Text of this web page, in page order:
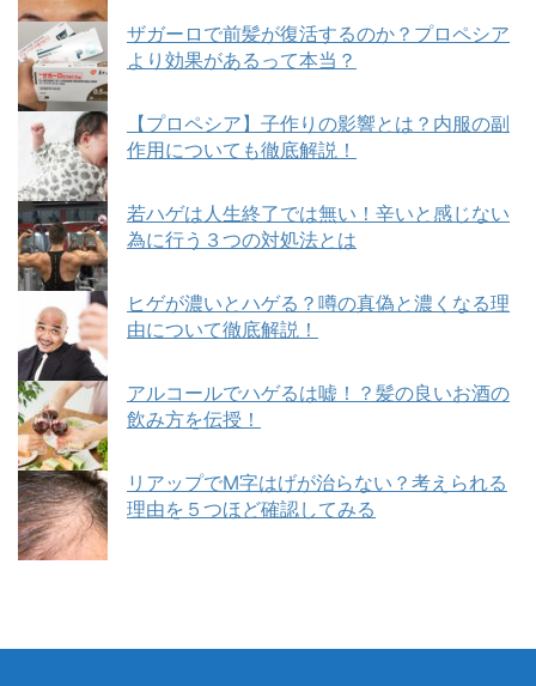
ザガーロで前髪が復活するのか？プロペシア
より効果があるって本当？
【プロペシア】子作りの影響とは？内服の副
作用についても徹底解説！
若ハゲは人生終了では無い！辛いと感じない
為に行う３つの対処法とは
ヒゲが濃いとハゲる？噂の真偽と濃くなる理
由について徹底解説！
アルコールでハゲるは嘘！？髪の良いお酒の
飲み方を伝授！
リアップでM字はげが治らない？考えられる
理由を５つほど確認してみる